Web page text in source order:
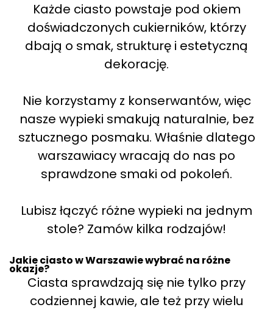
Każde ciasto powstaje pod okiem
doświadczonych cukierników, którzy
dbają o smak, strukturę i estetyczną
dekorację.
Nie korzystamy z konserwantów, więc
nasze wypieki smakują naturalnie, bez
sztucznego posmaku. Właśnie dlatego
warszawiacy wracają do nas po
sprawdzone smaki od pokoleń.
Lubisz łączyć różne wypieki na jednym
stole? Zamów kilka rodzajów!
Jakie ciasto w Warszawie wybrać na różne
okazje?
Ciasta sprawdzają się nie tylko przy
codziennej kawie, ale też przy wielu